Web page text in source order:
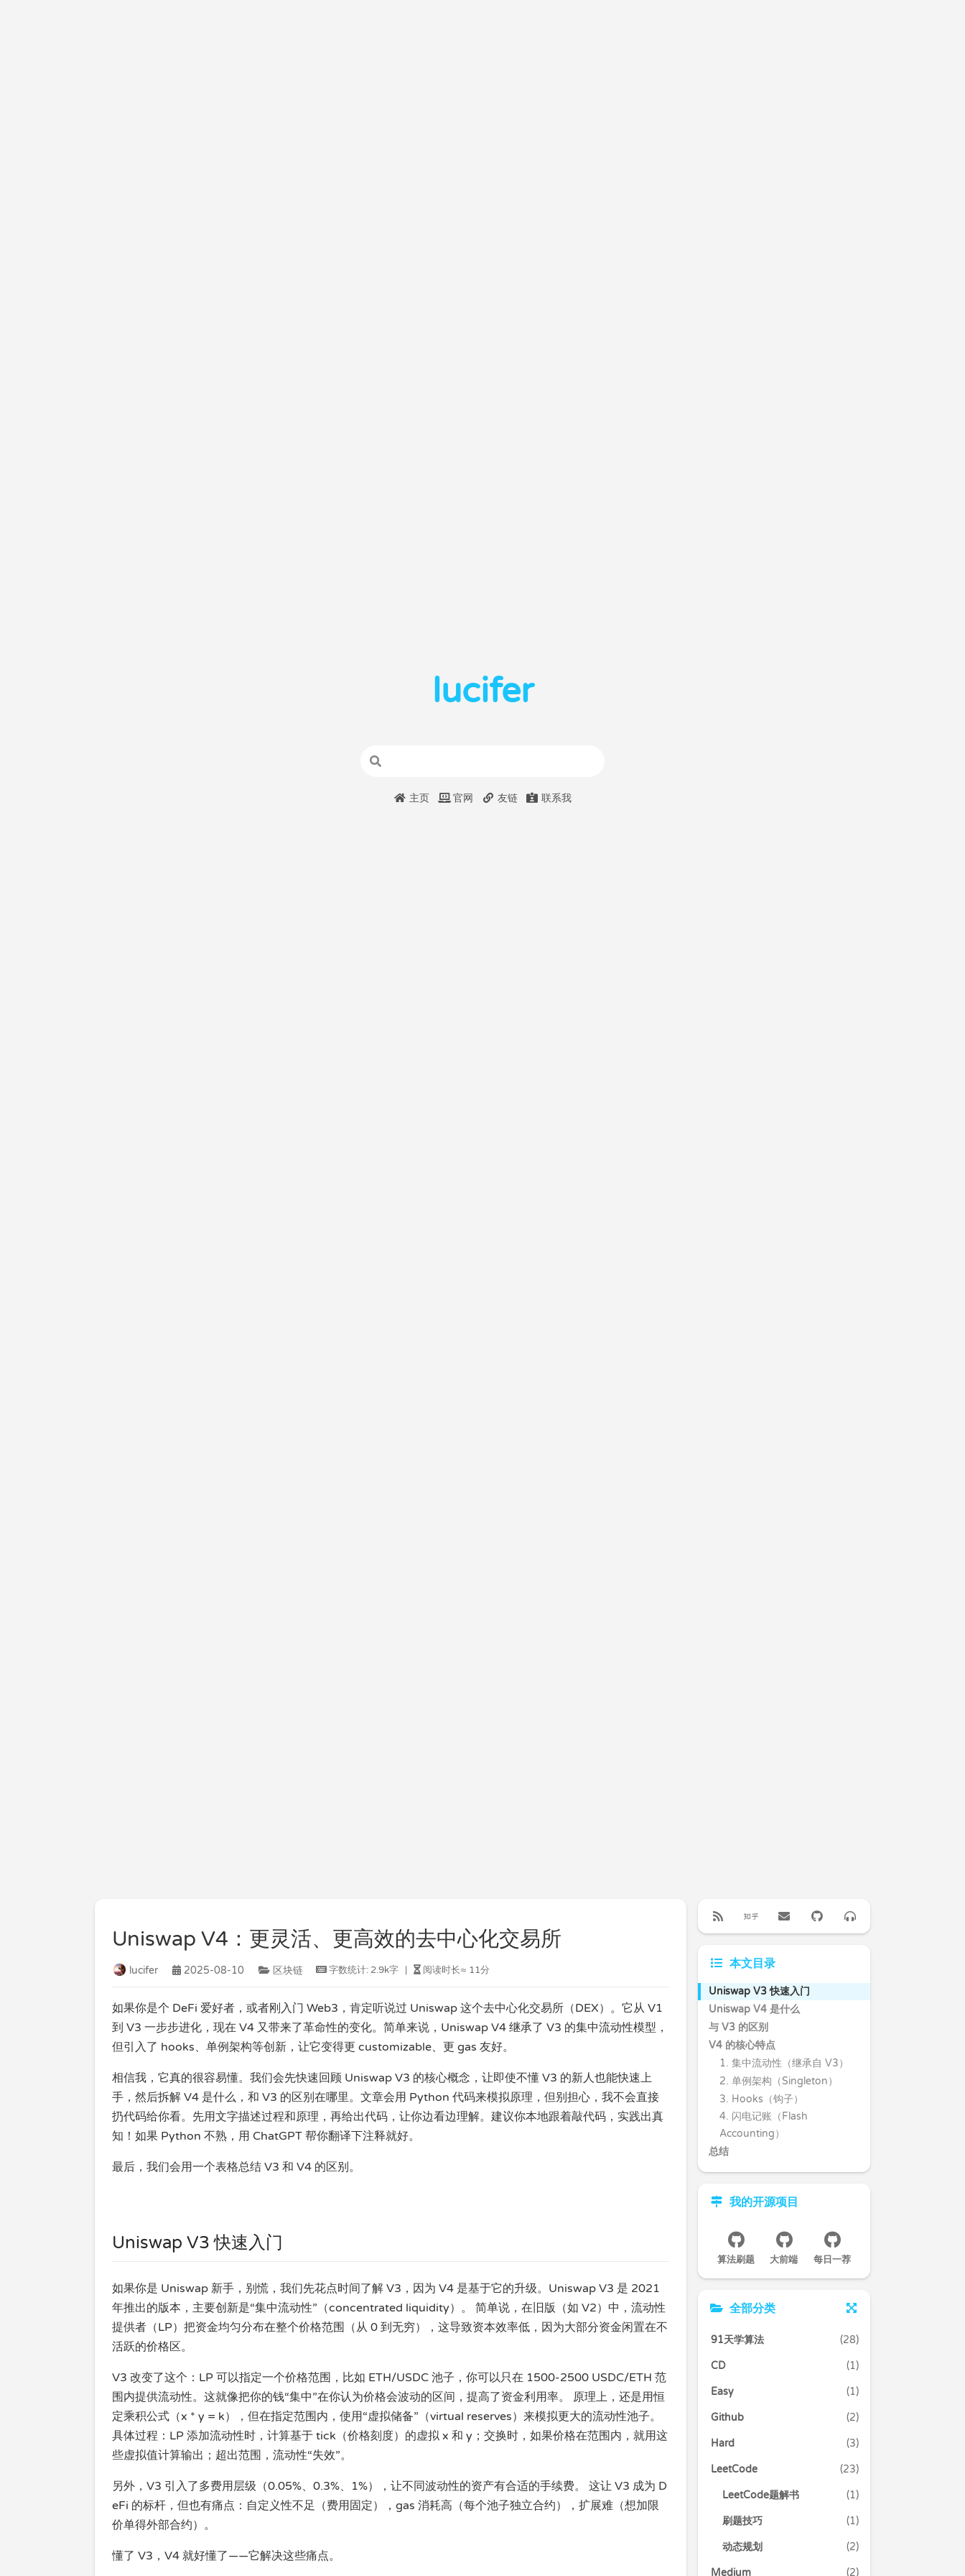
lucifer
主页 官网 友链 联系我
Uniswap V4：更灵活、更高效的去中心化交易所
lucifer 2025-08-10 区块链 字数统计: 2.9k字 阅读时长≈ 11分
如果你是个 DeFi 爱好者，或者刚入门 Web3，肯定听说过 Uniswap 这个去中心化交易所（DEX）。它从 V1
到 V3 一步步进化，现在 V4 又带来了革命性的变化。简单来说，Uniswap V4 继承了 V3 的集中流动性模型，
但引入了 hooks、单例架构等创新，让它变得更 customizable、更 gas 友好。
相信我，它真的很容易懂。我们会先快速回顾 Uniswap V3 的核心概念，让即使不懂 V3 的新人也能快速上
手，然后拆解 V4 是什么，和 V3 的区别在哪里。文章会用 Python 代码来模拟原理，但别担心，我不会直接
扔代码给你看。先用文字描述过程和原理，再给出代码，让你边看边理解。建议你本地跟着敲代码，实践出真
知！如果 Python 不熟，用 ChatGPT 帮你翻译下注释就好。
最后，我们会用一个表格总结 V3 和 V4 的区别。
Uniswap V3 快速入门
如果你是 Uniswap 新手，别慌，我们先花点时间了解 V3，因为 V4 是基于它的升级。Uniswap V3 是 2021
年推出的版本，主要创新是“集中流动性”（concentrated liquidity）。 简单说，在旧版（如 V2）中，流动性
提供者（LP）把资金均匀分布在整个价格范围（从 0 到无穷），这导致资本效率低，因为大部分资金闲置在不
活跃的价格区。
V3 改变了这个：LP 可以指定一个价格范围，比如 ETH/USDC 池子，你可以只在 1500-2500 USDC/ETH 范
围内提供流动性。这就像把你的钱“集中”在你认为价格会波动的区间，提高了资金利用率。 原理上，还是用恒
定乘积公式（x * y = k），但在指定范围内，使用“虚拟储备”（virtual reserves）来模拟更大的流动性池子。
具体过程：LP 添加流动性时，计算基于 tick（价格刻度）的虚拟 x 和 y；交换时，如果价格在范围内，就用这
些虚拟值计算输出；超出范围，流动性“失效”。
另外，V3 引入了多费用层级（0.05%、0.3%、1%），让不同波动性的资产有合适的手续费。 这让 V3 成为 D
eFi 的标杆，但也有痛点：自定义性不足（费用固定），gas 消耗高（每个池子独立合约），扩展难（想加限
价单得外部合约）。
懂了 V3，V4 就好懂了——它解决这些痛点。
本文目录
Uniswap V3 快速入门
Uniswap V4 是什么
与 V3 的区别
V4 的核心特点
1. 集中流动性（继承自 V3）
2. 单例架构（Singleton）
3. Hooks（钩子）
4. 闪电记账（Flash
Accounting）
总结
我的开源项目
算法刷题 大前端 每日一荐
全部分类
91天学算法 (28)
CD (1)
Easy (1)
Github (2)
Hard (3)
LeetCode (23)
LeetCode题解书 (1)
刷题技巧 (1)
动态规划 (2)
Medium (2)